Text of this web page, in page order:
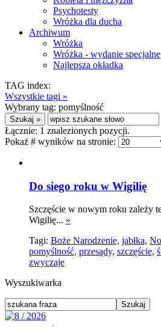
Psychotesty
Wróżka dla ducha
Archiwum
Wróżka
Wróżka - wydanie specjalne
Najlepsza okładka
TAG index:
Wszystkie tagi »
Wybrany tag: pomyślność
Łącznie: 1 znalezionych pozycji.
Pokaż # wyników na stronie:
Do siego roku w Wigilię
Szczęście w nowym roku zależy
Wigilię... »
Tagi: Boże Narodzenie, jabłka,
pomyślność, przesądy, szczęście,
zwyczaje
Wyszukiwarka